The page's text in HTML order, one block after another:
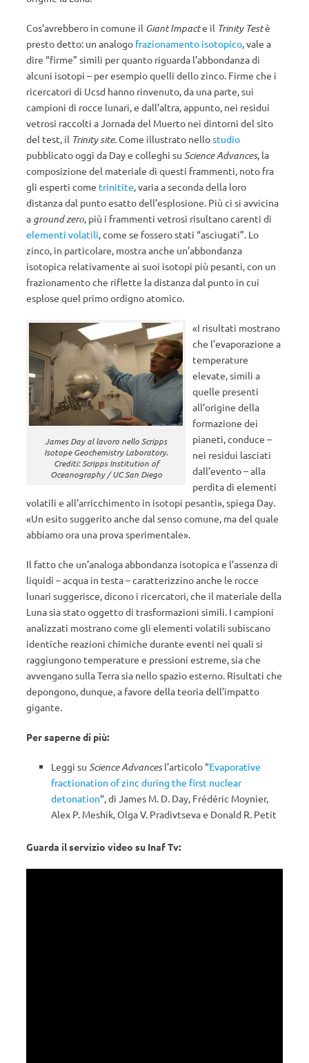
Cos’avrebbero in comune il Giant Impacte il Trinity Testè
presto detto: un analogo frazionamento isotopico, vale a
dire “firme” simili per quanto riguarda l’abbondanza di
alcuni isotopi – per esempio quelli dello zinco. Firme che i
ricercatori di Ucsd hanno rinvenuto, da una parte, sui
campioni di rocce lunari, e dall’altra, appunto, nei residui
vetrosi raccolti a Jornada del Muerto nei dintorni del sito
del test, il Trinity site. Come illustrato nellostudio
pubblicato oggi da Day e colleghi su Science Advances, la
composizione del materiale di questi frammenti, noto fra
gli esperti come trinitite, varia a seconda della loro
distanza dal punto esatto dell’esplosione. Più ci si avvicina
a ground zero, più i frammenti vetrosi risultano carenti di
elementi volatili, come se fossero stati “asciugati”. Lo
zinco, in particolare, mostra anche un’abbondanza
isotopica relativamente ai suoi isotopi più pesanti, con un
frazionamento che riflette la distanza dal punto in cui
esplose quel primo ordigno atomico.
James Day al lavoro nello Scripps
Isotope Geochemistry Laboratory.
Crediti: Scripps Institution of
Oceanography / UC San Diego
«I risultati mostrano
che l’evaporazione a
temperature
elevate, simili a
quelle presenti
all’origine della
formazione dei
pianeti, conduce –
nei residui lasciati
dall’evento – alla
perdita di elementi
volatili e all’arricchimento in isotopi pesanti», spiega Day.
«Un esito suggerito anche dal senso comune, ma del quale
abbiamo ora una prova sperimentale».
Il fatto che un’analoga abbondanza isotopica e l’assenza di
liquidi – acqua in testa – caratterizzino anche le rocce
lunari suggerisce, dicono i ricercatori, che il materiale della
Luna sia stato oggetto di trasformazioni simili. I campioni
analizzati mostrano come gli elementi volatili subiscano
identiche reazioni chimiche durante eventi nei quali si
raggiungono temperature e pressioni estreme, sia che
avvengano sulla Terra sia nello spazio esterno. Risultati che
depongono, dunque, a favore della teoria dell’impatto
gigante.
Per saperne di più:
Leggi su Science Advancesl’articolo “Evaporative
fractionation of zinc during the first nuclear
detonation“, di James M. D. Day, Frédéric Moynier,
Alex P. Meshik, Olga V. Pradivtseva e Donald R. Petit
Guarda il servizio video su Inaf Tv: